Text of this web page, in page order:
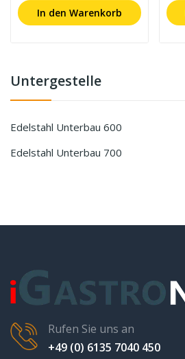
Untergestelle
Edelstahl Unterbau 600
Edelstahl Unterbau 700
In den Warenkorb
Rufen Sie uns an
+49 (0) 6135 7040 450